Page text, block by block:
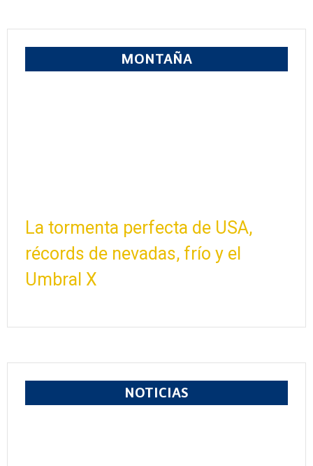
MONTAÑA
La tormenta perfecta de USA,
récords de nevadas, frío y el
Umbral X
NOTICIAS